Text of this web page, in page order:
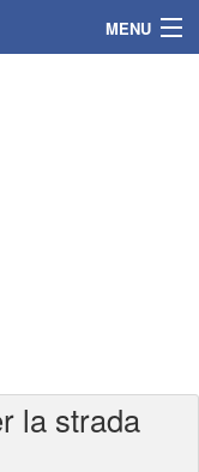
MENU
la strada